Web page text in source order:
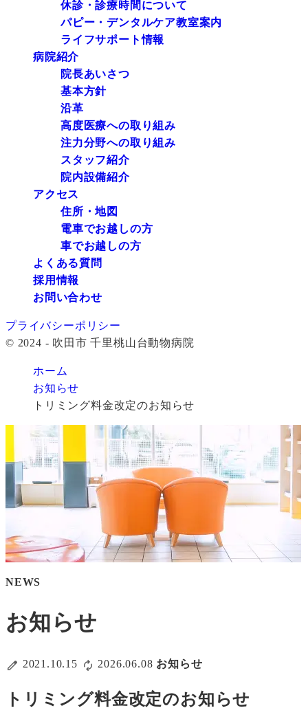
休診・診療時間について
パピー・デンタルケア教室案内
ライフサポート情報
病院紹介
院長あいさつ
基本方針
沿革
高度医療への取り組み
注力分野への取り組み
スタッフ紹介
院内設備紹介
アクセス
住所・地図
電車でお越しの方
車でお越しの方
よくある質問
採用情報
お問い合わせ
プライバシーポリシー
© 2024 - 吹田市 千里桃山台動物病院
ホーム
お知らせ
トリミング料金改定のお知らせ
NEWS
お知らせ
2021.10.15 2026.06.08 お知らせ
トリミング料金改定のお知らせ